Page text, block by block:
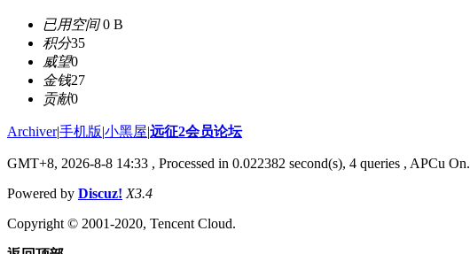
已用空间0 B
积分35
威望0
金钱27
贡献0
Archiver|手机版|小黑屋|远征2会员论坛
GMT+8, 2026-8-8 14:33 , Processed in 0.022382 second(s), 4 queries , APCu On.
Powered by Discuz! X3.4
Copyright © 2001-2020, Tencent Cloud.